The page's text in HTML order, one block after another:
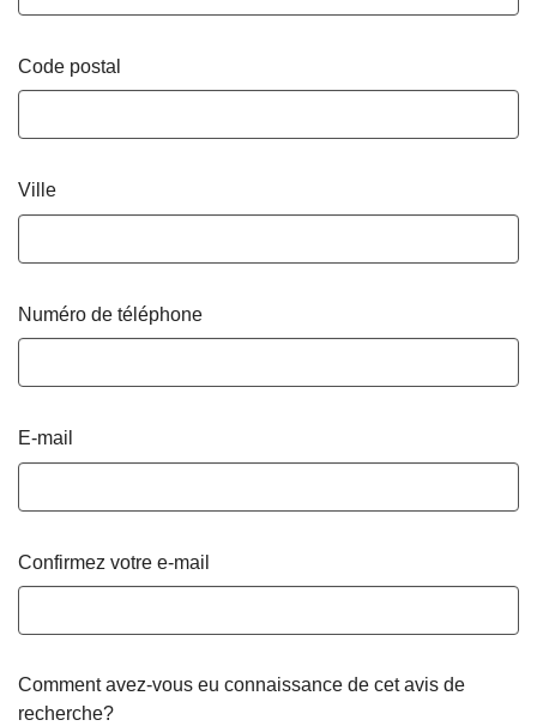
Code postal
Ville
Numéro de téléphone
E-mail
Confirmez votre e-mail
Comment avez-vous eu connaissance de cet avis de
recherche?